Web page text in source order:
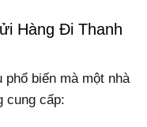
Hàng Đi Thanh
biến mà một nhà
cung cấp: